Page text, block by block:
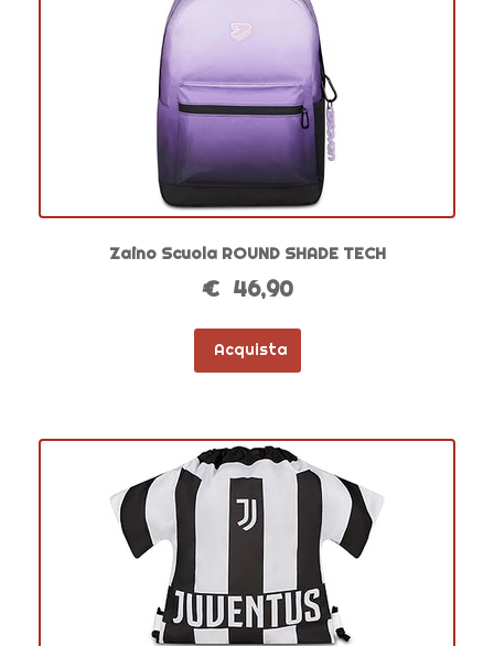
Zaino Scuola ROUND SHADE TECH
€ 46,90
Acquista